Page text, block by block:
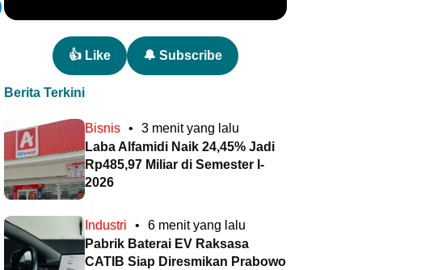
👍 Like 🔔 Subscribe
Berita Terkini
Bisnis •
3 menit yang lalu
Laba Alfamidi Naik 24,45% Jadi
Rp485,97 Miliar di Semester I-
2026
Industri •
6 menit yang lalu
Pabrik Baterai EV Raksasa
CATIB Siap Diresmikan Prabowo